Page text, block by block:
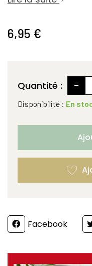
6,95 €
Quantité : -
Disponibilité : En
PartagerFacebook